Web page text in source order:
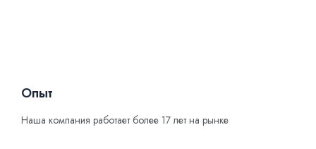
Опыт
Наша компания работает более 17 лет на рынке